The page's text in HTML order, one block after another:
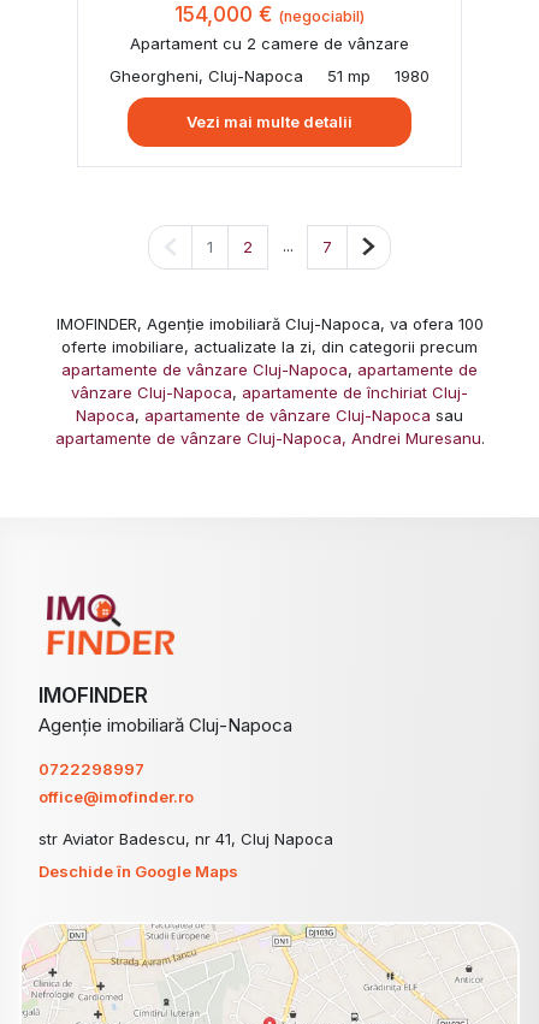
154,000 € (negociabil)
Apartament cu 2 camere de vânzare
Gheorgheni, Cluj-Napoca
51 mp 1980
Vezi mai multe detalii
Pagina anterioară
1 2 ... 7 Pagina următoare
IMOFINDER, Agenție imobiliară Cluj-Napoca, va ofera 100
oferte imobiliare, actualizate la zi, din categorii precum
apartamente de vânzare Cluj-Napoca, apartamente de
vânzare Cluj-Napoca, apartamente de închiriat Cluj-
Napoca, apartamente de vânzare Cluj-Napoca sau
apartamente de vânzare Cluj-Napoca, Andrei Muresanu.
IMOFINDER
Agenție imobiliară Cluj-Napoca
0722298997
office@imofinder.ro
str Aviator Badescu, nr 41, Cluj Napoca
Deschide în Google Maps